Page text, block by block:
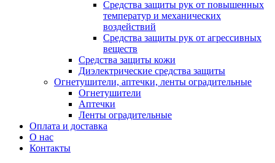
Средства защиты рук от повышенных
температур и механических
воздействий
Средства защиты рук от агрессивных
веществ
Средства защиты кожи
Диэлектрические средства защиты
Огнетушители, аптечки, ленты оградительные
Огнетушители
Аптечки
Ленты оградительные
Оплата и доставка
О нас
Контакты